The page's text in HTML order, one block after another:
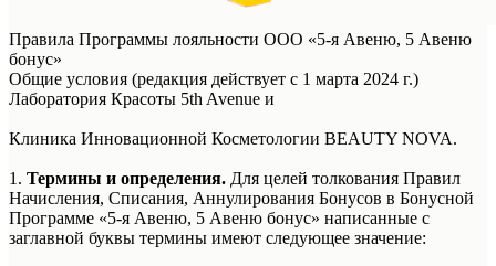
Правила Программы лояльности ООО «5-я Авеню, 5 Авеню
бонус»
Общие условия (редакция действует с 1 марта 2024 г.)
Лаборатория Красоты 5th Avenue и
Клиника Инновационной Косметологии BEAUTY NOVA.
1. Термины и определения. Для целей толкования Правил
Начисления, Списания, Аннулирования Бонусов в Бонусной
Программе «5-я Авеню, 5 Авеню бонус» написанные с
заглавной буквы термины имеют следующее значение: